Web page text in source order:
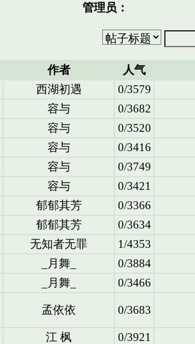
管理员：
作者 人气
西湖初遇 0/3579
容与 0/3682
容与 0/3520
容与 0/3416
容与 0/3749
容与 0/3421
郁郁其芳 0/3366
郁郁其芳 0/3634
无知者无罪 1/4353
_月舞_ 0/3884
_月舞_ 0/3466
孟依依 0/3683
江 枫 0/3921